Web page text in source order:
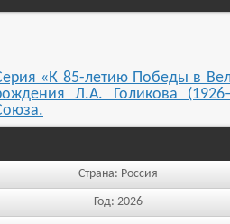
«К 85-летию Победы в
Л.А. Голикова
Страна: Россия
Год: 2026